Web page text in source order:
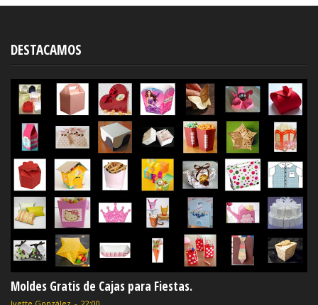
DESTACAMOS
Moldes Gratis de Cajas para Fiestas.